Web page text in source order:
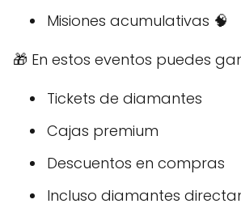
Misiones acumulativas 🧠
🎁 En estos eventos puedes
Tickets de diamantes
Cajas premium
Descuentos en compras
Incluso diamantes